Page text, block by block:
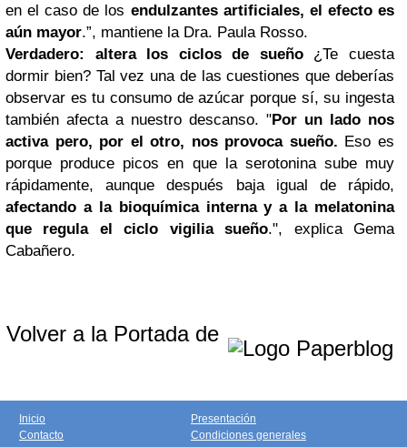
en el caso de los endulzantes artificiales, el efecto es
aún mayor.”, mantiene la Dra. Paula Rosso.
Verdadero: altera los ciclos de sueño¿Te cuesta
dormir bien? Tal vez una de las cuestiones que deberías
observar es tu consumo de azúcar porque sí, su ingesta
también afecta a nuestro descanso. "Por un lado nos
activa pero, por el otro, nos provoca sueño. Eso es
porque produce picos en que la serotonina sube muy
rápidamente, aunque después baja igual de rápido,
afectando a la bioquímica interna y a la melatonina
que regula el ciclo vigilia sueño.", explica Gema
Cabañero.
Volver a la Portada de
Inicio
Contacto
Presentación
Condiciones generales